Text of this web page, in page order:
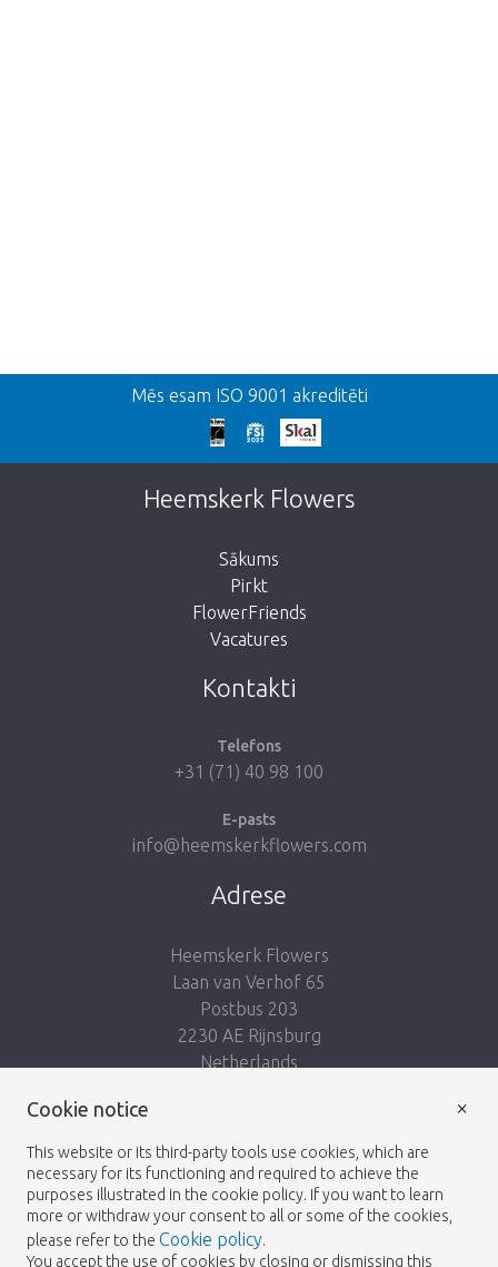
Atpakaļ
We're sorry
This page does not exist. Click on the
button below to return to the shop.
Mēs esam ISO 9001 akreditēti
Heemskerk Flowers
Sākums
Pirkt
FlowerFriends
Vacatures
Kontakti
Telefons
+31 (71) 40 98 100
E-pasts
info@heemskerkflowers.com
Adrese
Heemskerk Flowers
Laan van Verhof 65
Postbus 203
2230 AE Rijnsburg
Netherlands
© 2026 - Heemskerk Flowers
Cookie notice
This website or its third-party tools use cookies, which are
necessary for its functioning and required to achieve the
purposes illustrated in the cookie policy. If you want to learn
more or withdraw your consent to all or some of the cookies,
please refer to the Cookie policy.
You accept the use of cookies by closing or dismissing this
×